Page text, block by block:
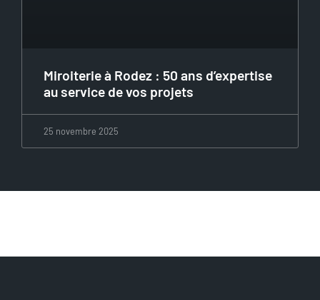
Miroiterie à Rodez : 50 ans d’expertise
au service de vos projets
25 novembre 2025